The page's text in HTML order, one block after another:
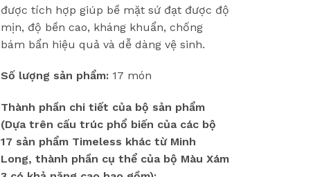
được tích hợp giúp bề mặt sứ đạt được độ
mịn, độ bền cao, kháng khuẩn, chống
bám bẩn hiệu quả và dễ dàng vệ sinh.
Số lượng sản phẩm: 17 món
Thành phần chi tiết của bộ sản phẩm
(Dựa trên cấu trúc phổ biến của các bộ
17 sản phẩm Timeless khác từ Minh
Long, thành phần cụ thể của bộ Màu Xám